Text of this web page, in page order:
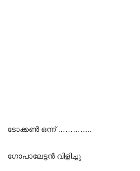
ടോക്കൺ ഒന്ന് …………..
ഗോപാലേട്ടൻ വിളിച്ചു